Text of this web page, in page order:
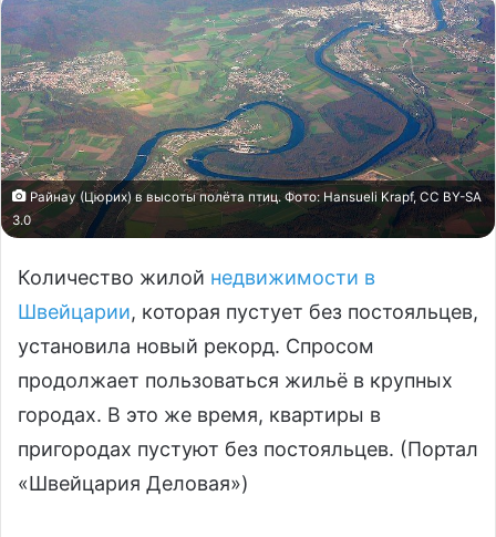
Райнау (Цюрих) в высоты полёта птиц. Фото: Hansuеli Krapf, CC BY-SA
3.0
Количество жилой недвижимости в
Швейцарии, которая пустует без постояльцев,
установила новый рекорд. Спросом
продолжает пользоваться жильё в крупных
городах. В это же время, квартиры в
пригородах пустуют без постояльцев. (Портал
«Швейцария Деловая»)